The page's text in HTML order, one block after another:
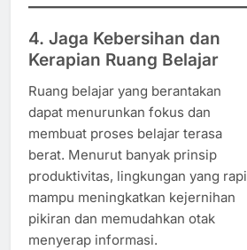
4. Jaga Kebersihan dan
Kerapian Ruang Belajar
Ruang belajar yang berantakan
dapat menurunkan fokus dan
membuat proses belajar terasa
berat. Menurut banyak prinsip
produktivitas, lingkungan yang rapi
mampu meningkatkan kejernihan
pikiran dan memudahkan otak
menyerap informasi.